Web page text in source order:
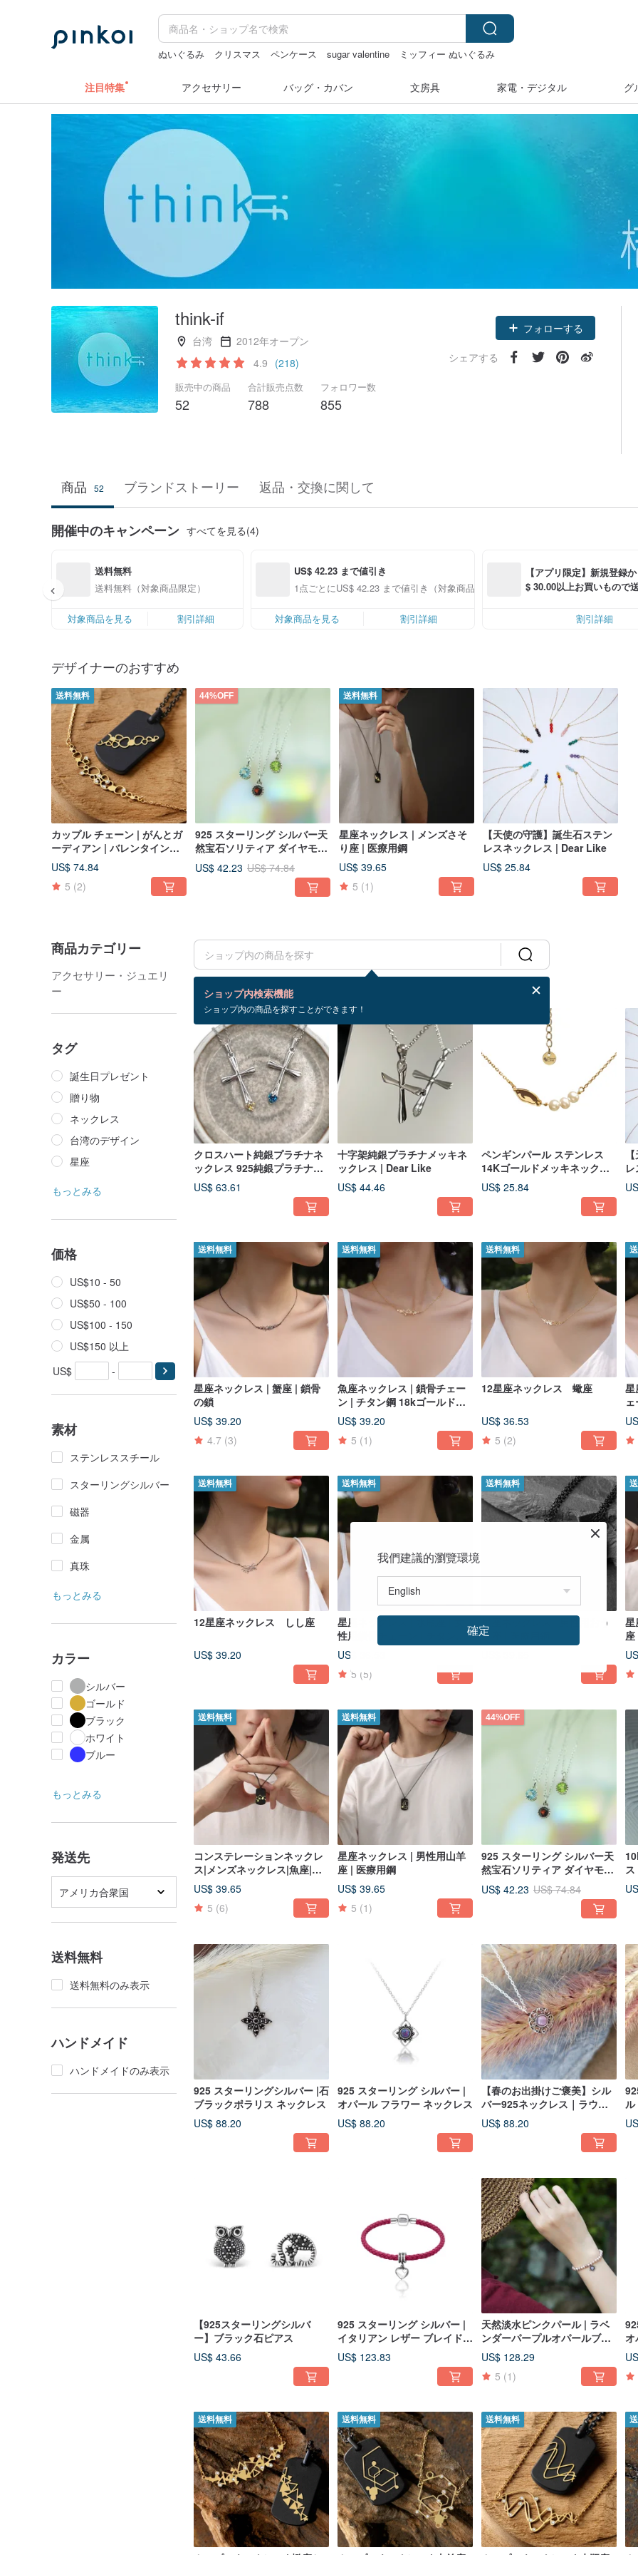
ぬいぐるみ クリスマス ペンケース sugar valentine
ミッフィー ぬいぐるみ
注目特集 アクセサリー バッグ・カバン 文房具 家電・デジタル グ
think-if
台湾
2012年オープン
4.9 (218)
販売中の商品
52
合計販売点数
788
フォロワー数
855
フォローする
シェアする
商品 52 ブランドストーリー 返品・交換に関して
開催中のキャンペーン すべてを見る(4)
送料無料
送料無料（対象商品限定）
対象商品を見る 割引詳細
US$ 42.23 まで値引き
1点ごとにUS$ 42.23 まで値引き（対象商品限定）
対象商品を見る 割引詳細
【アプリ限定】新規登録
$ 30.00以上お買いもので
割引詳細
デザイナーのおすすめ
送料無料
カップル チェーン | がんとガ
ーディアン | バレンタインデ
ー ギフト | チタン鋼メッキ
18kゴールド
US$ 74.84
5 (2)
44%OFF
925 スターリング シルバー天
然宝石ソリティア ダイヤモン
ド ネックレス
US$ 42.23 US$ 74.84
送料無料
星座ネックレス | メンズさそ
り座 | 医療用鋼
US$ 39.65
5 (1)
【天使の守護】誕生石ステン
レスネックレス | Dear Like
US$ 25.84
商品カテゴリー
アクセサリー・ジュエリ
ー
タグ
誕生日プレゼント
贈り物
ネックレス
台湾のデザイン
星座
もっとみる
価格
US$10 - 50
US$50 - 100
US$100 - 150
US$150 以上
US$
-
素材
ステンレススチール
スターリングシルバー
磁器
金属
真珠
もっとみる
カラー
シルバー
ゴールド
ブラック
ホワイト
ブルー
もっとみる
発送先
アメリカ合衆国
送料無料
送料無料のみ表示
ハンドメイド
ハンドメイドのみ表示
ショップ内検索機能
ショップ内の商品を探すことができます！
検索結果：52 件
クロスハート純銀プラチナネ
ックレス 925純銀プラチナメ
ッキ ハートジルコニア | Dear
Like
US$ 63.61
十字架純銀プラチナメッキネ
ックレス | Dear Like
US$ 44.46
ペンギンパール ステンレス
14Kゴールドメッキネックレ
ス
US$ 25.84
送料無料
星座ネックレス | 蟹座 | 鎖骨
の鎖
US$ 39.20
4.7 (3)
送料無料
魚座ネックレス | 鎖骨チェー
ン | チタン鋼 18kゴールドメ
ッキ ネックレス
US$ 39.20
5 (1)
送料無料
12星座ネックレス 蠍座
US$ 36.53
5 (2)
星
送料無料
12星座ネックレス しし座
US$ 39.20
送料無料
星座ネックレス | 水瓶座 | 女
性用鎖骨チェーン | チタン鋼
メッキ 18Kゴールド
US$ 36.53
5 (5)
送料無料
星座ネックレス | 男性用おう
し座 | 医療用鋼
星
送料無料
コンステレーションネックレ
ス|メンズネックレス|魚座|チ
タンスチールメッキK18ゴー
ルド
US$ 39.65
5 (6)
送料無料
星座ネックレス | 男性用山羊
座 | 医療用鋼
US$ 39.65
5 (1)
44%OFF
925 スターリング シルバー天
然宝石ソリティア ダイヤモン
ド ネックレス
US$ 42.23 US$ 74.84
ス
925 スターリングシルバー |石
ブラックポラリス ネックレス
US$ 88.20
925 スターリング シルバー |
オパール フラワー ネックレス
US$ 88.20
【春のお出掛けご褒美】シル
バー925ネックレス｜ラウン
ドリース
US$ 88.20
ル
【925スターリングシルバ
ー】ブラック石ピアス
US$ 43.66
925 スターリング シルバー |
イタリアン レザー ブレイド
ブレスレット
US$ 123.83
天然淡水ピンクパール | ラベ
ンダーパープルオパールブレ
スレット
US$ 128.29
5 (1)
オ
送料無料 送料無料 送料無料
我們建議的瀏覽環境
確定